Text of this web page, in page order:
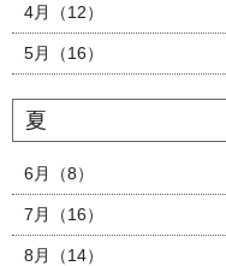
4月（12）
5月（16）
夏
6月（8）
7月（16）
8月（14）